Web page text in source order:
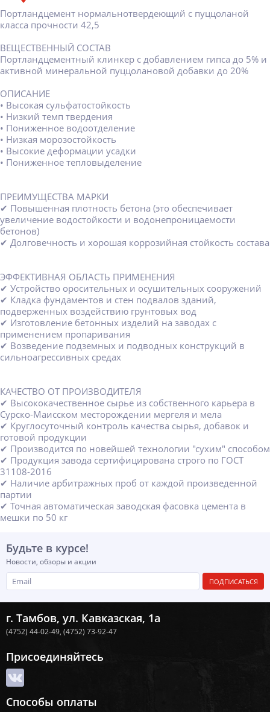
Портландцемент нормальнотвердеющий с пуццоланой
класса прочности 42,5
ВЕЩЕСТВЕННЫЙ СОСТАВ
Портландцементный клинкер с добавлением гипса до 5% и
активной минеральной пуццолановой добавки до 20%
ОПИСАНИЕ
• Высокая сульфатостойкость
• Низкий темп твердения
• Пониженное водоотделение
• Низкая морозостойкость
• Высокие деформации усадки
• Пониженное тепловыделение
ПРЕИМУЩЕСТВА МАРКИ
✔ Повышенная плотность бетона (это обеспечивает
увеличение водостойкости и водонепроницаемости
бетонов)
✔ Долговечность и хорошая коррозийная стойкость состава
ЭФФЕКТИВНАЯ ОБЛАСТЬ ПРИМЕНЕНИЯ
✔ Устройство оросительных и осушительных сооружений
✔ Кладка фундаментов и стен подвалов зданий,
подверженных воздействию грунтовых вод
✔ Изготовление бетонных изделий на заводах с
применением пропаривания
✔ Возведение подземных и подводных конструкций в
сильноагрессивных средах
КАЧЕСТВО ОТ ПРОИЗВОДИТЕЛЯ
✔ Высококачественное сырье из собственного карьера в
Сурско-Маисском месторождении мергеля и мела
✔ Круглосуточный контроль качества сырья, добавок и
готовой продукции
✔ Производится по новейшей технологии "сухим" способом
✔ Продукция завода сертифицирована строго по ГОСТ
31108-2016
✔ Наличие арбитражных проб от каждой произведенной
партии
✔ Точная автоматическая заводская фасовка цемента в
мешки по 50 кг
Будьте в курсе!
Новости, обзоры и акции
ПОДПИСАТЬСЯ
г. Тамбов, ул. Кавказская, 1а
(4752) 44-02-49, (4752) 73-92-47
Присоединяйтесь
Способы оплаты